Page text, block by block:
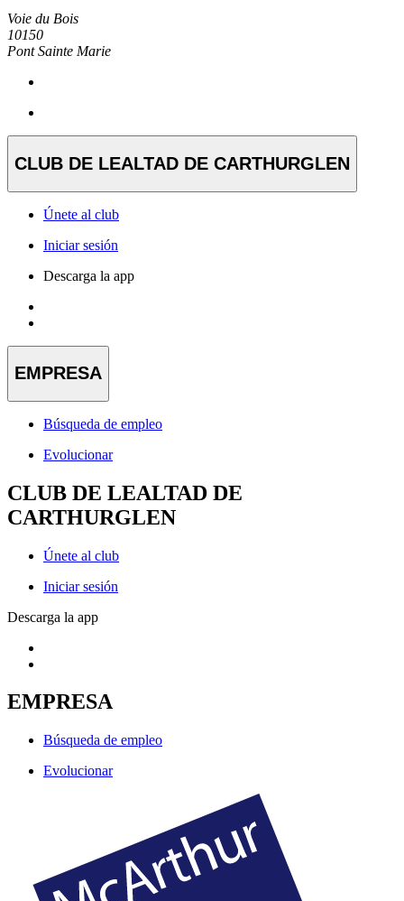
Voie du Bois
10150
Pont Sainte Marie
CLUB DE LEALTAD DE CARTHURGLEN
Únete al club
Iniciar sesión
Descarga la app
EMPRESA
Búsqueda de empleo
Evolucionar
CLUB DE LEALTAD DE
CARTHURGLEN
Únete al club
Iniciar sesión
Descarga la app
EMPRESA
Búsqueda de empleo
Evolucionar